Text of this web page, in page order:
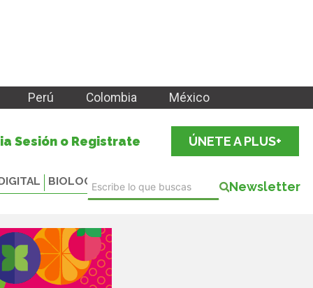
Perú Colombia México
Sesión o Registrate ÚNETE A PLUS+
BIOLOGICALS Newsletter